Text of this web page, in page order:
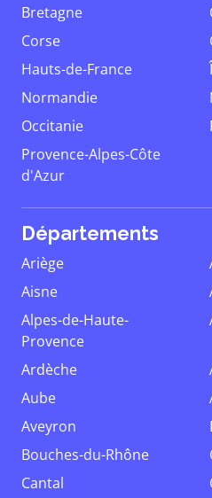
Bretagne
Corse
Hauts-de-France
Normandie
Occitanie
Provence-Alpes-Côte
d'Azur
Départements
Ariège
Aisne
Alpes-de-Haute-
Provence
Ardèche
Aube
Aveyron
Bouches-du-Rhône
Cantal